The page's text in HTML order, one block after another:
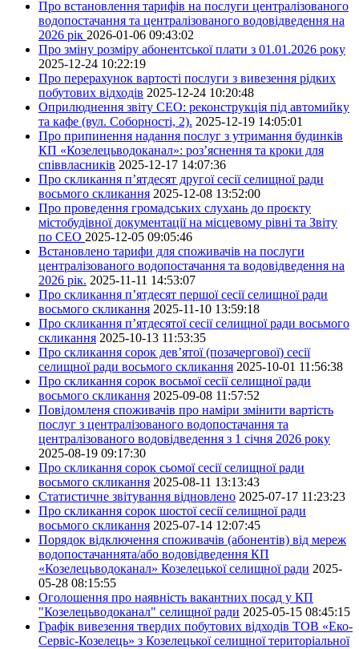
Про встановлення тарифів на послуги централізованого
водопостачання та централізованого водовідведення на
2026 рік 2026-01-06 09:43:02
Про зміну розміру абонентської плати з 01.01.2026 року
2025-12-24 10:22:19
Про перерахунок вартості послуги з вивезення рідких
побутових відходів 2025-12-24 10:20:48
Оприлюднення звіту СЕО: реконструкція під автомийку
та кафе (вул. Соборності, 2). 2025-12-19 14:05:01
Про припинення надання послуг з утримання будинків
КП «Козелецьводоканал»: роз’яснення та кроки для
співвласників 2025-12-17 14:07:36
Про скликання п’ятдесят другої сесії селищної ради
восьмого скликання 2025-12-08 13:52:00
Про проведення громадських слухань до проєкту
містобудівної документації на місцевому рівні та Звіту
по СЕО 2025-12-05 09:05:46
Встановлено тарифи для споживачів на послуги
централізованого водопостачання та водовідведення на
2026 рік. 2025-11-11 14:53:07
Про скликання п’ятдесят першої сесії селищної ради
восьмого скликання 2025-11-10 13:59:18
Про скликання п’ятдесятої сесії селищної ради восьмого
скликання 2025-10-13 11:53:35
Про скликання сорок дев’ятої (позачергової) сесії
селищної ради восьмого скликання 2025-10-01 11:56:38
Про скликання сорок восьмої сесії селищної ради
восьмого скликання 2025-09-08 11:57:52
Повідомленя споживачів про наміри змінити вартість
послуг з централізованого водопостачання та
централізованого водовідведення з 1 січня 2026 року
2025-08-19 09:17:30
Про скликання сорок сьомої сесії селищної ради
восьмого скликання 2025-08-11 13:13:43
Статистичне звітування відновлено 2025-07-17 11:23:23
Про скликання сорок шостої сесії селищної ради
восьмого скликання 2025-07-14 12:07:45
Порядок відключення споживачів (абонентів) від мереж
водопостачаннята/або водовідведення КП
«Козелецьводоканал» Козелецької селищної ради 2025-
05-28 08:15:55
Оголошення про наявність вакантних посад у КП
"Козелецьводоканал" селищної ради 2025-05-15 08:45:15
Графік вивезення твердих побутових відходів ТОВ «Еко-
Сервіс-Козелець» з Козелецької селищної територіальної